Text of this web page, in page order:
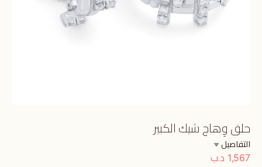
حلق وِهاج شيك الكبير
التفاصيل
1,567 د.ب